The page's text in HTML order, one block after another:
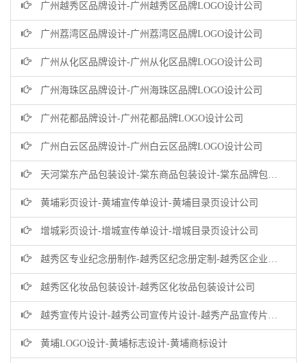
广州越秀区品牌设计-广州越秀区品牌LOGO设计公司
广州荔湾区品牌设计-广州荔湾区品牌LOGO设计公司
广州从化区品牌设计-广州从化区品牌LOGO设计公司
广州海珠区品牌设计-广州海珠区品牌LOGO设计公司
广州花都品牌设计-广州花都品牌LOGO设计公司
广州白云区品牌设计-广州白云区品牌LOGO设计公司
天河棠东产品包装设计-棠东商品包装设计-棠东品牌包装设计公司
黄埔彩页设计-黄埔宣传单设计-黄埔目录页设计公司
增城彩页设计-增城宣传单设计-增城目录页设计公司
越秀区专业纪念册制作-越秀区纪念册定制-越秀区企业纪念册设计公司
越秀区化妆品包装设计-越秀区化妆品包装设计公司
越秀宣传片设计-越秀公司宣传片设计-越秀产品宣传片设计公司
黄埔LOGO设计-黄埔标志设计-黄埔商标设计